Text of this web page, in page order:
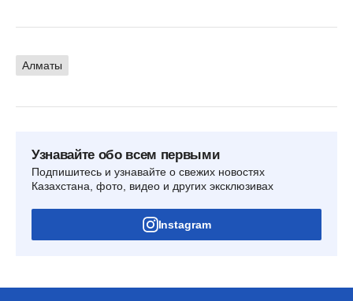
Алматы
Узнавайте обо всем первыми
Подпишитесь и узнавайте о свежих новостях
Казахстана, фото, видео и других эксклюзивах
Instagram